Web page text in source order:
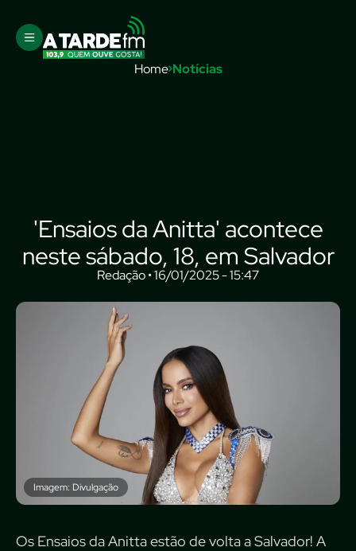
Home Notícias
'Ensaios da Anitta' acontece
neste sábado, 18, em Salvador
Redação • 16/01/2025 - 15:47
Imagem: Divulgação
Os Ensaios da Anitta estão de volta a Salvador! A